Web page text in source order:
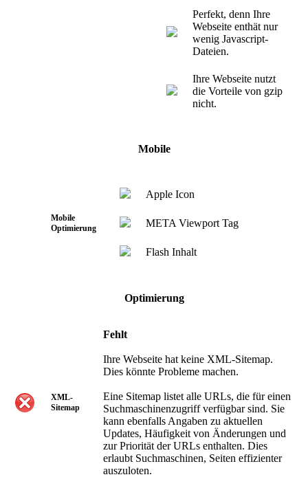
Perfekt, denn Ihre
Webseite enthät nur
wenig Javascript-
Dateien.
Ihre Webseite nutzt
die Vorteile von gzip
nicht.
Mobile
Mobile
Optimierung
Apple Icon
META Viewport Tag
Flash Inhalt
Optimierung
XML-
Sitemap
Fehlt
Ihre Webseite hat keine XML-Sitemap.
Dies könnte Probleme machen.
Eine Sitemap listet alle URLs, die für einen
Suchmaschinenzugriff verfügbar sind. Sie
kann ebenfalls Angaben zu aktuellen
Updates, Häufigkeit von Änderungen und
zur Priorität der URLs enthalten. Dies
erlaubt Suchmaschinen, Seiten effizienter
auszuloten.